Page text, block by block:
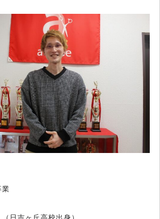
業
吉ヶ丘高校出身）